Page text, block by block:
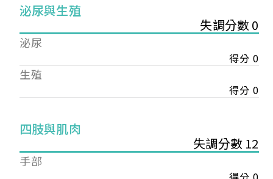
泌尿與生殖
失調分數 0
泌尿
得分 0
生殖
得分 0
四肢與肌肉
失調分數 12
手部
您已成功送出會員申請
您好，您的會員申請，已成功送出，經本協會理事
會審核通過後即通知您進行繳費，繳費資訊如下